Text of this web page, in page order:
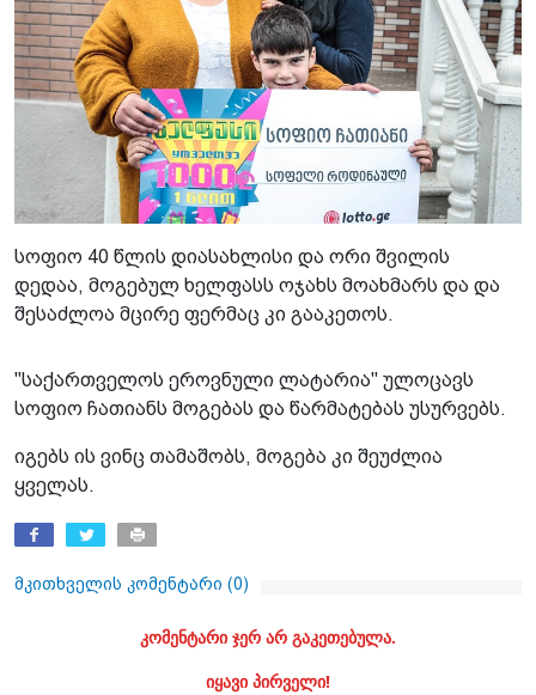
სოფიო 40 წლის დიასახლისი და ორი შვილის
დედაა, მოგებულ ხელფასს ოჯახს მოახმარს და და
შესაძლოა მცირე ფერმაც კი გააკეთოს.
"საქართველოს ეროვნული ლატარია" ულოცავს
სოფიო ჩათიანს მოგებას და წარმატებას უსურვებს.
იგებს ის ვინც თამაშობს, მოგება კი შეუძლია
ყველას.
მკითხველის კომენტარი (0)
კომენტარი ჯერ არ გაკეთებულა.
იყავი პირველი!